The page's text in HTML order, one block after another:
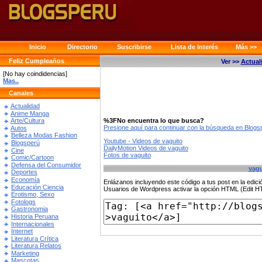
Inicio Directorio Suscribirse Lista de Interés
Más >>
Feliz Cumpleaños
[No hay coindidencias]
Mas..
Canales
Actualidad
Anime Manga
Arte/Cultura
Autos
Belleza Modas Fashion
Blogsperú
Cine
Comic/Cartoon
Defensa del Consumidor
Deportes
Economía
Educación Ciencia
Erotismo, Sexo
Fotologs
Gastronomia
Historia Peruana
Internacionales
Internet
Literatura Crítica
Literatura Relatos
Marketing
Mascotas
Ver >>
%3FNo encuentra lo que busca?
Presione aquí para continuar con la búsqueda en
Youtube - Videos de vaguito
DailyMotion Videos de vaguito
Fotos de vaguito
Enlázanos incluyendo este código a tus post en la
Usuarios de Wordpress activar la opción HTML (Edit